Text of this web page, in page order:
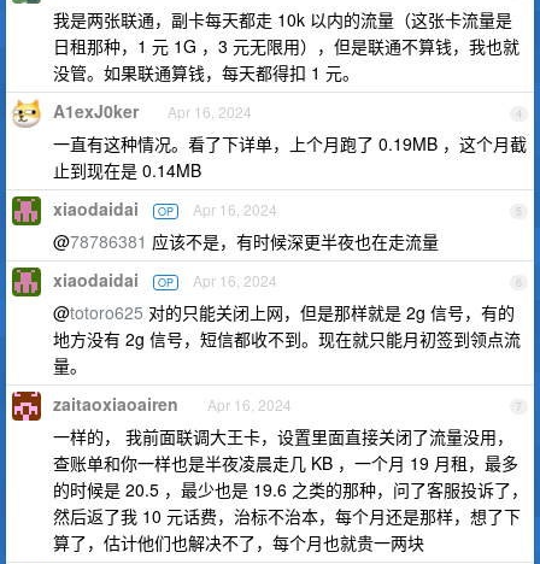
我是两张联通，副卡每天都走 10k 以内的流量（这张卡流量是
日租那种，1 元 1G ，3 元无限用），但是联通不算钱，我也就
没管。如果联通算钱，每天都得扣 1 元。
4
A1exJ0ker Apr 16, 2024
一直有这种情况。看了下详单，上个月跑了 0.19MB ，这个月截
止到现在是 0.14MB
5
xiaodaidai OP Apr 16, 2024
@78786381 应该不是，有时候深更半夜也在走流量
6
xiaodaidai OP Apr 16, 2024
@totoro625 对的只能关闭上网，但是那样就是 2g 信号，有的
地方没有 2g 信号，短信都收不到。现在就只能月初签到领点流
量。
7
zaitaoxiaoairen Apr 16, 2024
一样的， 我前面联调大王卡，设置里面直接关闭了流量没用，
查账单和你一样也是半夜凌晨走几 KB ，一个月 19 月租，最多
的时候是 20.5 ，最少也是 19.6 之类的那种，问了客服投诉了，
然后返了我 10 元话费，治标不治本，每个月还是那样，想了下
算了，估计他们也解决不了，每个月也就贵一两块